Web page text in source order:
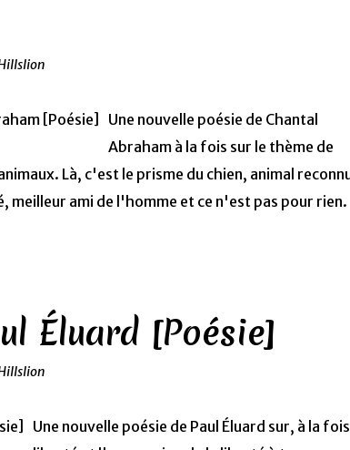
Une nouvelle poésie de Chantal
Abraham à la fois sur le thème de
Là, c'est le prisme du chien, animal
meilleur ami de l'homme et ce n'est pas pour rien.
Éluard [Poésie]
Une nouvelle poésie de Paul Éluard sur, à la